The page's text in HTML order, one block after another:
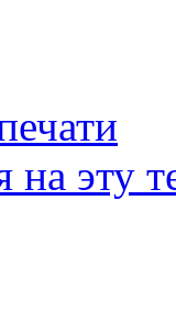
на эту